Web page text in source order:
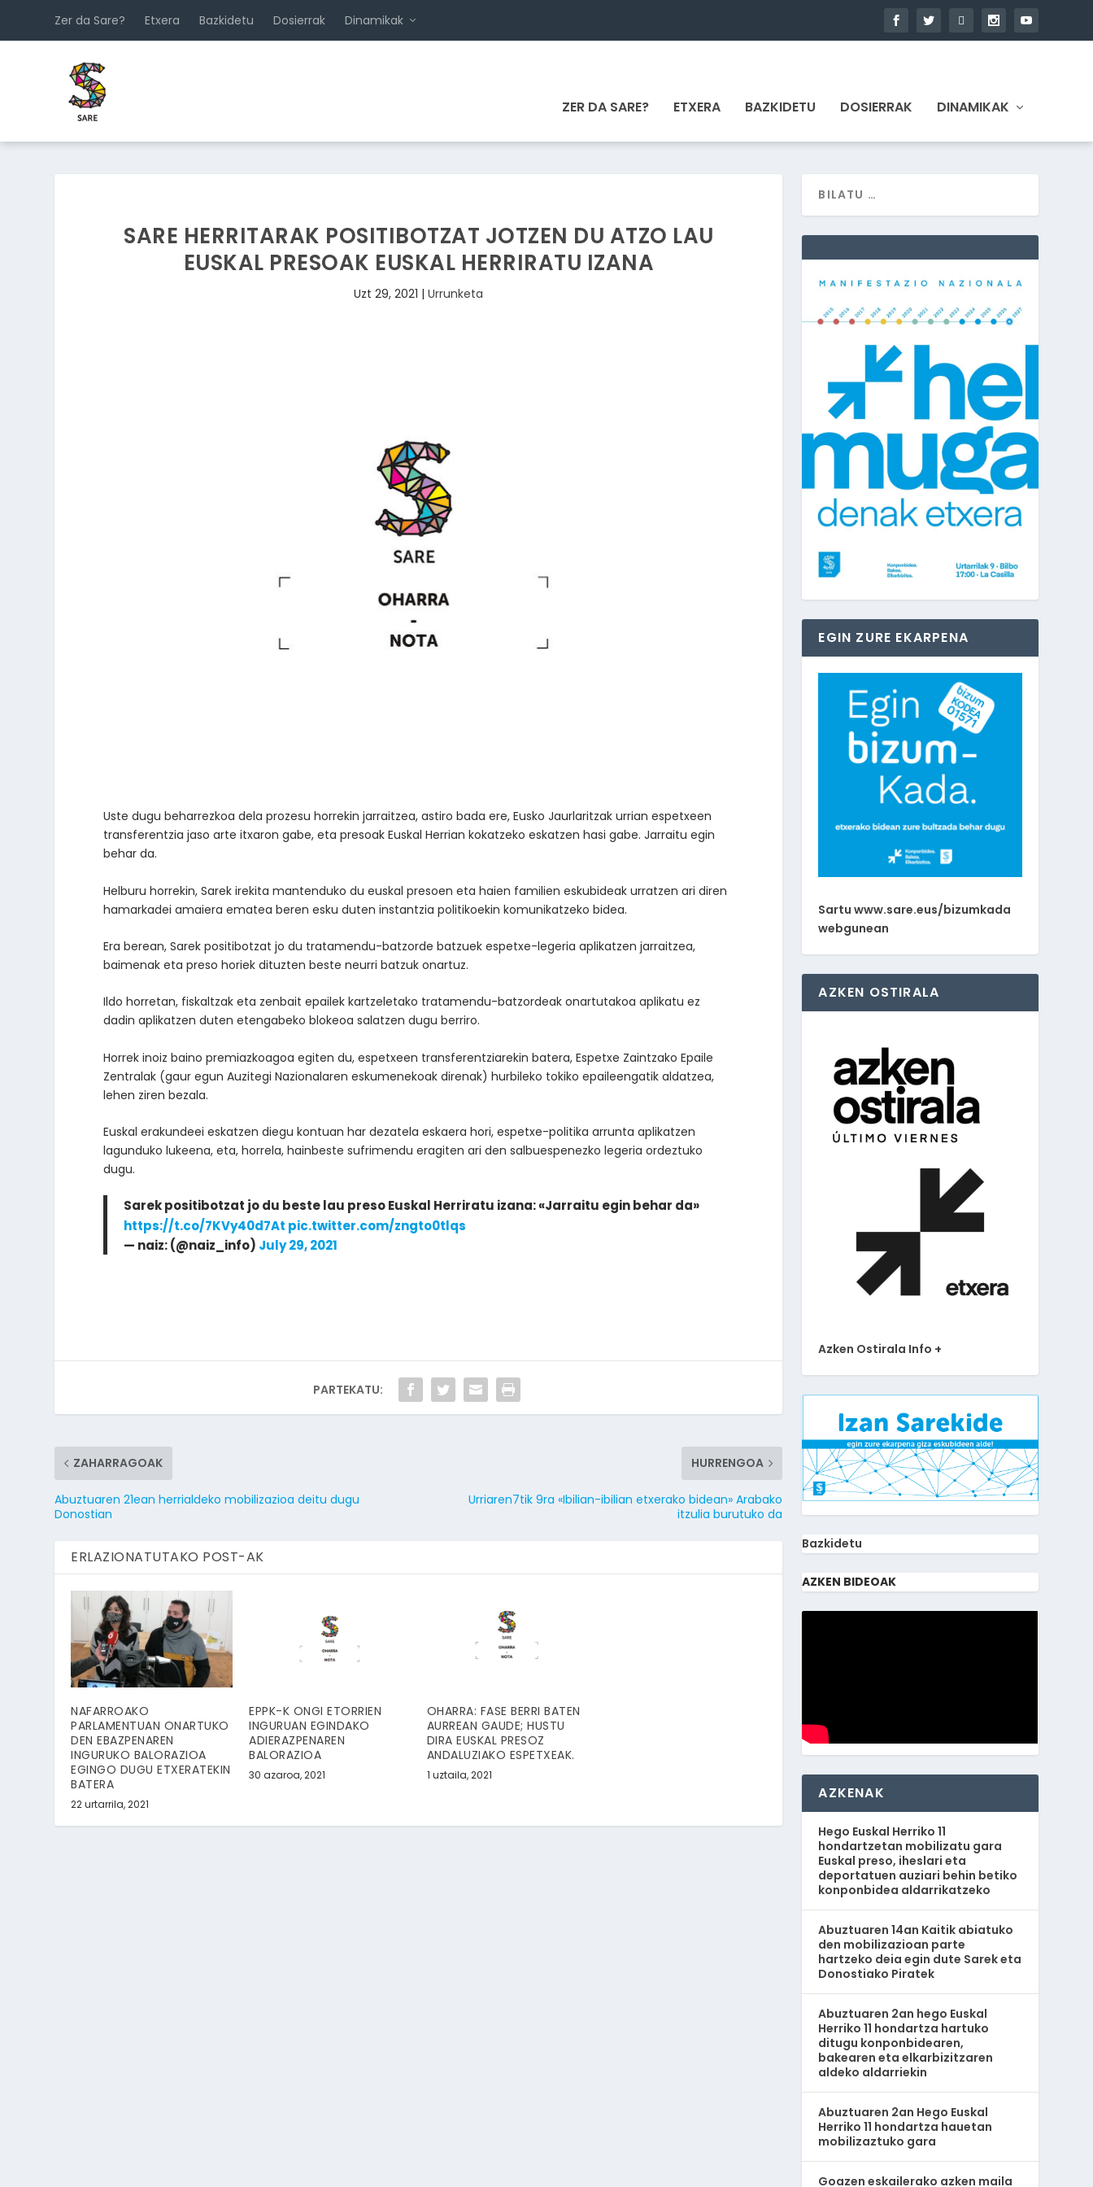
Zer da Sare? Etxera Bazkidetu Dosierrak Dinamikak
ZER DA SARE? ETXERA BAZKIDETU DOSIERRAK DINAMIKAK
SARE HERRITARAK POSITIBOTZAT JOTZEN DU ATZO LAU
EUSKAL PRESOAK EUSKAL HERRIRATU IZANA
Uzt 29, 2021 |Urrunketa
Uste dugu beharrezkoa dela prozesu horrekin jarraitzea, astiro bada ere, Eusko Jaurlaritzak urrian espetxeen
transferentzia jaso arte itxaron gabe, eta presoak Euskal Herrian kokatzeko eskatzen hasi gabe. Jarraitu egin
behar da.
Helburu horrekin, Sarek irekita mantenduko du euskal presoen eta haien familien eskubideak urratzen ari diren
hamarkadei amaiera ematea beren esku duten instantzia politikoekin komunikatzeko bidea.
Era berean, Sarek positibotzat jo du tratamendu-batzorde batzuek espetxe-legeria aplikatzen jarraitzea,
baimenak eta preso horiek dituzten beste neurri batzuk onartuz.
Ildo horretan, fiskaltzak eta zenbait epailek kartzeletako tratamendu-batzordeak onartutakoa aplikatu ez
dadin aplikatzen duten etengabeko blokeoa salatzen dugu berriro.
Horrek inoiz baino premiazkoagoa egiten du, espetxeen transferentziarekin batera, Espetxe Zaintzako Epaile
Zentralak (gaur egun Auzitegi Nazionalaren eskumenekoak direnak) hurbileko tokiko epaileengatik aldatzea,
lehen ziren bezala.
Euskal erakundeei eskatzen diegu kontuan har dezatela eskaera hori, espetxe-politika arrunta aplikatzen
lagunduko lukeena, eta, horrela, hainbeste sufrimendu eragiten ari den salbuespenezko legeria ordeztuko
dugu.
Sarek positibotzat jo du beste lau preso Euskal Herriratu izana: «Jarraitu egin behar da»
https://t.co/7KVy40d7At pic.twitter.com/zngto0tlqs
— naiz: (@naiz_info) July 29, 2021
PARTEKATU:
ZAHARRAGOAK
Abuztuaren 21ean herrialdeko mobilizazioa deitu dugu
Donostian
HURRENGOA
Urriaren7tik 9ra «Ibilian-ibilian etxerako bidean» Arabako
itzulia burutuko da
ERLAZIONATUTAKO POST-AK
NAFARROAKO
PARLAMENTUAN ONARTUKO
DEN EBAZPENAREN
INGURUKO BALORAZIOA
EGINGO DUGU ETXERATEKIN
BATERA
22 urtarrila, 2021
EPPK-K ONGI ETORRIEN
INGURUAN EGINDAKO
ADIERAZPENAREN
BALORAZIOA
30 azaroa, 2021
OHARRA: FASE BERRI BATEN
AURREAN GAUDE; HUSTU
DIRA EUSKAL PRESOZ
ANDALUZIAKO ESPETXEAK.
1 uztaila, 2021
EGIN ZURE EKARPENA
Sartu www.sare.eus/bizumkada
webgunean
AZKEN OSTIRALA
Azken Ostirala Info +
Bazkidetu
AZKEN BIDEOAK
AZKENAK
Hego Euskal Herriko 11
hondartzetan mobilizatu gara
Euskal preso, iheslari eta
deportatuen auziari behin betiko
konponbidea aldarrikatzeko
Abuztuaren 14an Kaitik abiatuko
den mobilizazioan parte
hartzeko deia egin dute Sarek eta
Donostiako Piratek
Abuztuaren 2an hego Euskal
Herriko 11 hondartza hartuko
ditugu konponbidearen,
bakearen eta elkarbizitzaren
aldeko aldarriekin
Abuztuaren 2an Hego Euskal
Herriko 11 hondartza hauetan
mobilizaztuko gara
Goazen eskailerako azken maila